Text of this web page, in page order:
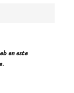
en este